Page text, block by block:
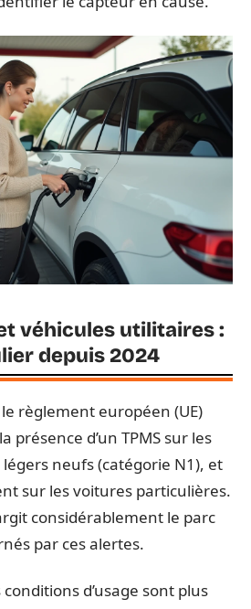
véhicules utilitaires :
depuis 2024
règlement européen (UE)
présence d’un TPMS sur les
neufs (catégorie N1), et
sur les voitures particulières.
considérablement le parc
par ces alertes.
d’usage sont plus